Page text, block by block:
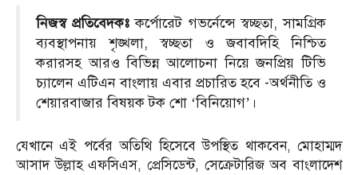
নিজস্ব প্রতিবেদকঃ কর্পোরেট গভর্নেন্সে স্বচ্ছতা, সামগ্রিক
ব্যবস্থাপনায় শৃঙ্খলা, স্বচ্ছতা ও জবাবদিহি নিশ্চিত
করারসহ আরও বিভিন্ন আলোচনা নিয়ে জনপ্রিয় টিভি
চ্যালেন এটিএন বাংলায় এবার প্রচারিত হবে -অর্থনীতি ও
শেয়ারবাজার বিষয়ক টক শো ‘বিনিয়োগ’।
যেখানে এই পর্বের অতিথি হিসেবে উপস্থিত থাকবেন, মোহাম্মদ
আসাদ উল্লাহ এফসিএস, প্রেসিডেন্ট, সেক্রেটারিজ অব বাংলাদেশ